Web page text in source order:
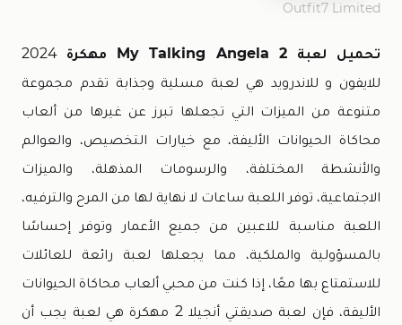
Outfit7 Limited
تحميل لعبة My Talking Angela 2 مهكرة
2024
للايفون و للاندرويد هي لعبة مسلية وجذابة تقدم مجموعة
متنوعة من الميزات التي تجعلها تبرز عن غيرها من ألعاب
محاكاة الحيوانات الأليفة، مع خيارات التخصيص، والعوالم
والأنشطة المختلفة، والرسومات المذهلة، والميزات
الاجتماعية، توفر اللعبة ساعات لا نهاية لها من المرح والترفيه،
اللعبة مناسبة للاعبين من جميع الأعمار وتوفر إحساسًا
بالمسؤولية والملكية، مما يجعلها لعبة رائعة للعائلات
للاستمتاع بها معًا، إذا كنت من محبي ألعاب محاكاة الحيوانات
الأليفة، فإن لعبة صديقتي أنجيلا 2 مهكرة هي لعبة يجب أن